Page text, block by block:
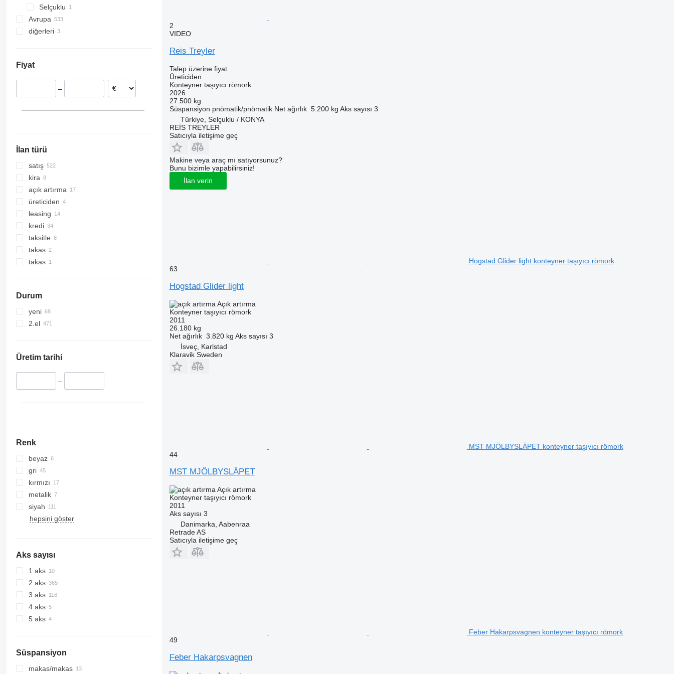
Selçuklu
Avrupa
Almanya
Avusturya
Belçika
diğerleri
Fiyat
–
İlan türü
satış
kira
açık artırma
üreticiden
leasing
kredi
taksitle
takas
takas
Durum
yeni
2.el
Üretim tarihi
–
Renk
beyaz
gri
kırmızı
metalik
siyah
hepsini göster
Aks sayısı
1 aks
2 aks
3 aks
4 aks
5 aks
Süspansiyon
makas/makas
2
VIDEO
Reis Treyler
Talep üzerine fiyat
Üreticiden
Konteyner taşıyıcı römork
2026
27.500 kg
Süspansiyon pnömatik/pnömatik Net ağırlık 5.200 kg Aks sayısı 3
Türkiye, Selçuklu / KONYA
REİS TREYLER
Satıcıyla iletişime geç
Makine veya araç mı satıyorsunuz?
Bunu bizimle yapabilirsiniz!
İlan verin
Hogstad Glider light konteyner taşıyıcı römork
63
Hogstad Glider light
Açık artırma
Konteyner taşıyıcı römork
2011
26.180 kg
Net ağırlık 3.820 kg Aks sayısı 3
İsveç, Karlstad
Klaravik Sweden
MST MJÖLBYSLÄPET konteyner taşıyıcı römork
44
MST MJÖLBYSLÄPET
Açık artırma
Konteyner taşıyıcı römork
2011
Aks sayısı 3
Danimarka, Aabenraa
Retrade AS
Satıcıyla iletişime geç
Feber Hakarpsvagnen konteyner taşıyıcı römork
49
Feber Hakarpsvagnen